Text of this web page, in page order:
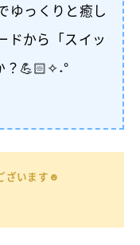
ゆっくりと癒し
ドから「スイッ
？💪🏻✧˖°
ざいます☻